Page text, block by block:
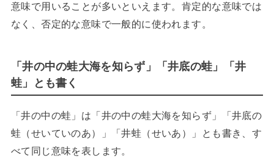
意味で用いることが多いといえます。肯定的な意味では
なく、否定的な意味で一般的に使われます。
「井の中の蛙大海を知らず」「井底の蛙」「井
蛙」とも書く
「井の中の蛙」は「井の中の蛙大海を知らず」「井底の
蛙（せいていのあ）」「井蛙（せいあ）」とも書き、す
べて同じ意味を表します。